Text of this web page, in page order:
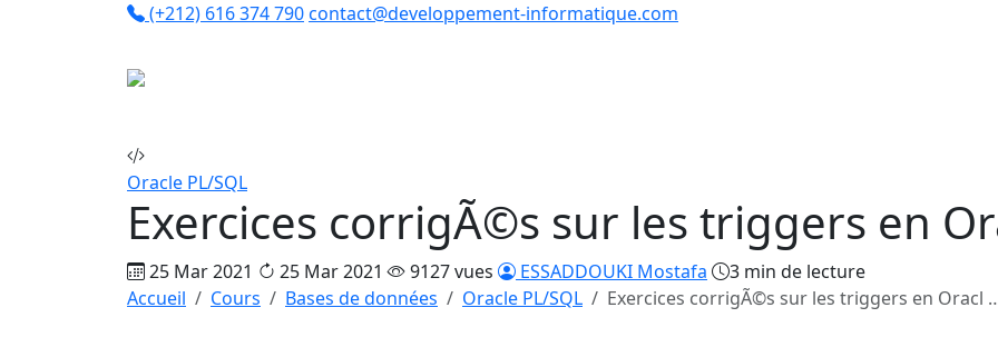
(+212) 616 374 790contact@developpement-informatique.com
Oracle PL/SQL
Exercices corrigÃ©s sur les triggers en
25 Mar 2021 25 Mar 2021 9127 vues ESSADDOUKI Mostafa
3 min de lecture
Accueil
Cours Bases de données Oracle PL/SQL Exercices corrigÃ©s sur les triggers en Oracl